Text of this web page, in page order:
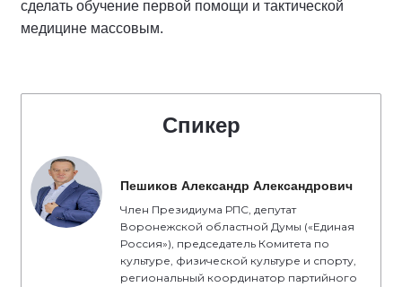
сделать обучение первой помощи и тактической
медицине массовым.
Спикер
Пешиков Александр Александрович
Член Президиума РПС, депутат
Воронежской областной Думы («Единая
Россия»), председатель Комитета по
культуре, физической культуре и спорту,
региональный координатор партийного